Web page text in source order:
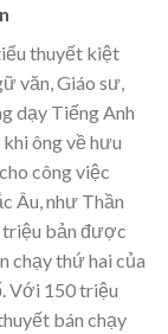
thuyết kiệt
văn, Giáo sư,
dạy Tiếng Anh
ông về hưu
công việc
Âu, như Thần
triệu bản được
chạy thứ hai của
Với 150 triệu
bán chạy